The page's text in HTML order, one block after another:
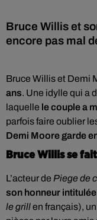
Bruce Willis et
encore pas mal
Bruce Willis et Demi
ans. Une idylle qui a
laquelle le couple a
parfois faire oublier
Demi Moore garde
Bruce Willis se
L’acteur de Piege de
son honneur intitulée
le grillen français),